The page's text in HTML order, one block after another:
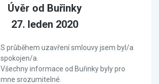
Úvěr od Buřinky
27. leden 2020
S průběhem uzavření smlouvy jsem byl/a
spokojen/a.
Všechny informace od Buřinky byly pro
mne srozumitelné.